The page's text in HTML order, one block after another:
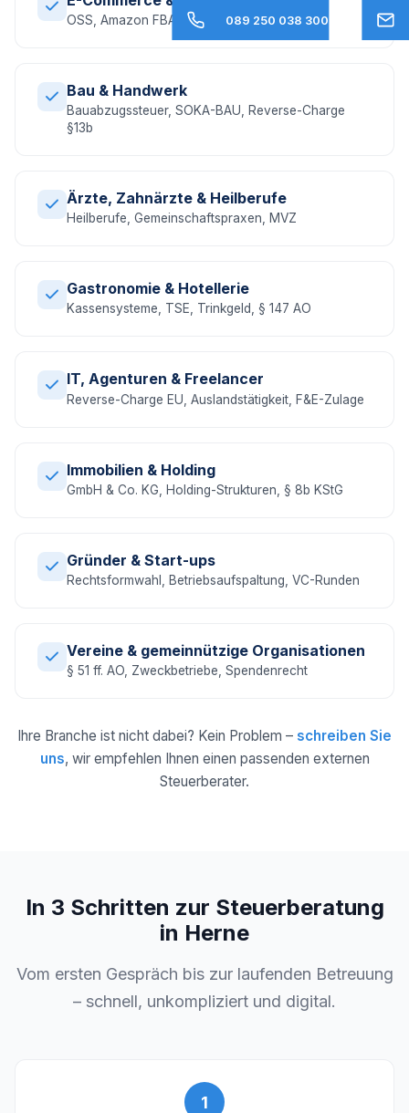
OSS, Amazon FBA, EU-Umsatzsteuer, DAC7
Bau & Handwerk
Bauabzugssteuer, SOKA-BAU, Reverse-Charge
§13b
Ärzte, Zahnärzte & Heilberufe
Heilberufe, Gemeinschaftspraxen, MVZ
Gastronomie & Hotellerie
Kassensysteme, TSE, Trinkgeld, § 147 AO
IT, Agenturen & Freelancer
Reverse-Charge EU, Auslandstätigkeit, F&E-Zulage
Immobilien & Holding
GmbH & Co. KG, Holding-Strukturen, § 8b KStG
Gründer & Start-ups
Rechtsformwahl, Betriebsaufspaltung, VC-Runden
Vereine & gemeinnützige Organisationen
§ 51 ff. AO, Zweckbetriebe, Spendenrecht
Ihre Branche ist nicht dabei? Kein Problem – schreiben Sie
uns, wir empfehlen Ihnen einen passenden externen
Steuerberater.
In 3 Schritten zur Steuerberatung
in Herne
Vom ersten Gespräch bis zur laufenden Betreuung
– schnell, unkompliziert und digital.
1
089 250 038 300